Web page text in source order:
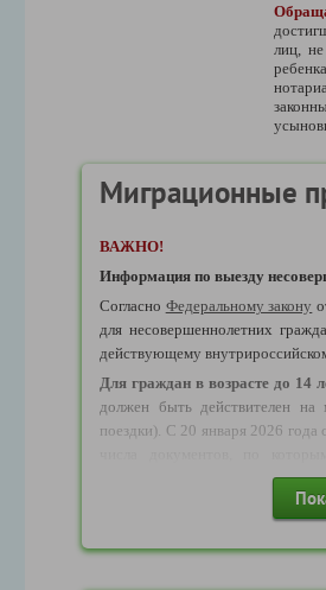
лиц,
Миграционные
ВАЖНО!
Информация по выезду
Согласно Федеральному закону
для несовершеннолетних
действующему
Для граждан в возрасте до 14
должен быть действителен
поездки). С 20 января 2026 года
возрасте до 14 лет могут
Свидетельство о рождении